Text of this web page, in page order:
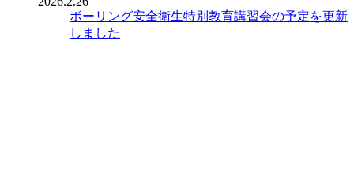
ボーリング安全衛生特別教育講習会の予定を更新
しました